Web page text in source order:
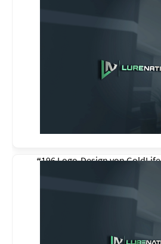
#196 Logo-Design vonGoldLife